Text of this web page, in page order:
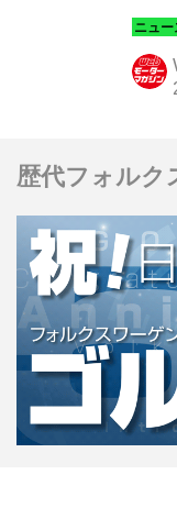
ライ
ッ
する
歴代フォルク